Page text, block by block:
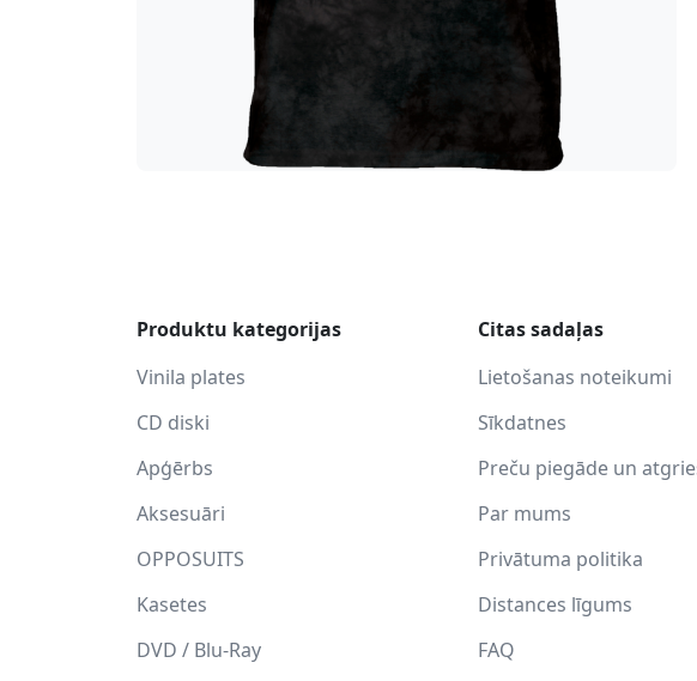
Produktu kategorijas
Vinila plates
CD diski
Apģērbs
Aksesuāri
OPPOSUITS
Kasetes
DVD / Blu-Ray
Citas sadaļas
Lietošanas noteikumi
Sīkdatnes
Preču piegāde un
Par mums
Privātuma politika
Distances līgums
FAQ